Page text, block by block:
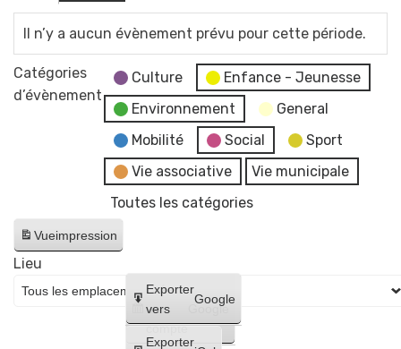
Il n’y a aucun évènement prévu pour cette période.
Catégories
d’évènement
Culture
Enfance - Jeunesse
Environnement
General
Mobilité
Social
Sport
Vie associative
Vie municipale
Toutes les catégories
Vueimpression
Créer
un
compte
Google
Exporter
vers
Google
Exporter
Lieu